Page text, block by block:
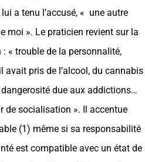
a tenu l’accusé, « une autre
moi ». Le praticien revient sur la
« trouble de la personnalité,
pris de l’alcool, du cannabis
due aux addictions…
de socialisation ». Il accentue
(1) même si sa responsabilité
est compatible avec un état de